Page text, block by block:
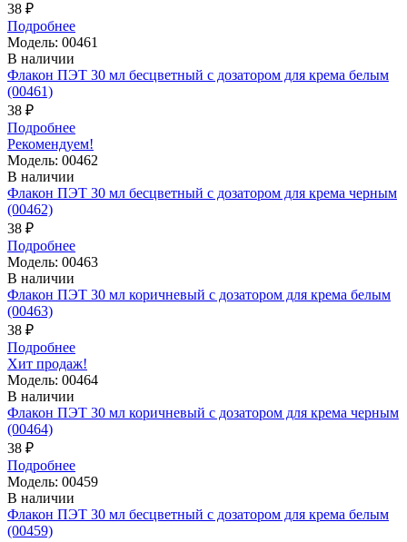
38 ₽
Подробнее
Модель: 00461
В наличии
Флакон ПЭТ 30 мл бесцветный с дозатором для крема белым
(00461)
38 ₽
Подробнее
Рекомендуем!
Модель: 00462
В наличии
Флакон ПЭТ 30 мл бесцветный с дозатором для крема черным
(00462)
38 ₽
Подробнее
Модель: 00463
В наличии
Флакон ПЭТ 30 мл коричневый с дозатором для крема белым
(00463)
38 ₽
Подробнее
Хит продаж!
Модель: 00464
В наличии
Флакон ПЭТ 30 мл коричневый с дозатором для крема черным
(00464)
38 ₽
Подробнее
Модель: 00459
В наличии
Флакон ПЭТ 30 мл бесцветный с дозатором для крема белым
(00459)